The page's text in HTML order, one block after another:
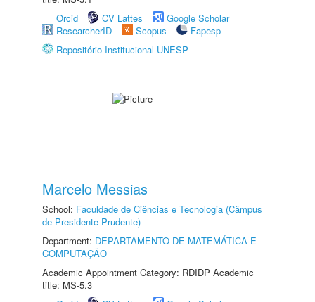
Orcid
CV Lattes
Google Scholar
ResearcherID
Scopus
Fapesp
Repositório Institucional UNESP
Marcelo Messias
School: Faculdade de Ciências e Tecnologia (Câmpus
de Presidente Prudente)
Department: DEPARTAMENTO DE MATEMÁTICA E
COMPUTAÇÃO
Academic Appointment Category: RDIDP Academic
title: MS-5.3